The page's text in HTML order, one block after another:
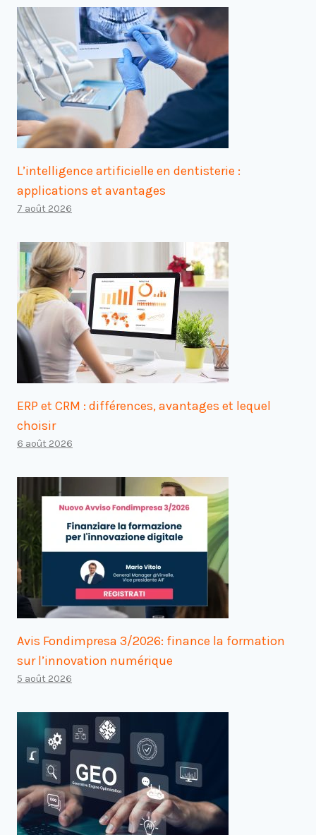
L’intelligence artificielle en dentisterie :
applications et avantages
7 août 2026
ERP et CRM : différences, avantages et lequel
choisir
6 août 2026
Avis Fondimpresa 3/2026: finance la formation
sur l’innovation numérique
5 août 2026